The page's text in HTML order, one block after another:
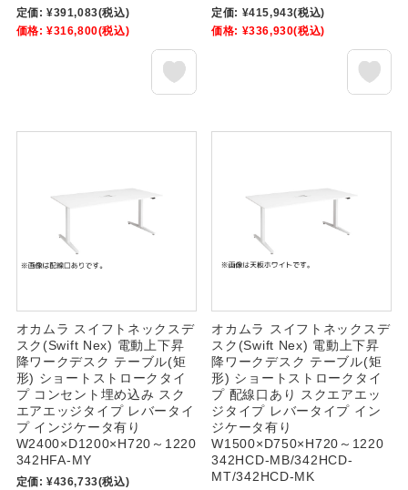
定価: ¥391,083(税込)
価格: ¥316,800(税込)
定価: ¥415,943(税込)
価格: ¥336,930(税込)
オカムラ スイフトネックスデ
スク(Swift Nex) 電動上下昇
降ワークデスク テーブル(矩
形) ショートストロークタイ
プ コンセント埋め込み スク
エアエッジタイプ レバータイ
プ インジケータ有り
W2400×D1200×H720～1220
342HFA-MY
定価: ¥436,733(税込)
オカムラ スイフトネックスデ
スク(Swift Nex) 電動上下昇
降ワークデスク テーブル(矩
形) ショートストロークタイ
プ 配線口あり スクエアエッ
ジタイプ レバータイプ イン
ジケータ有り
W1500×D750×H720～1220
342HCD-MB/342HCD-
MT/342HCD-MK